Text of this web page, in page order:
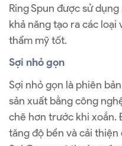
Ring Spun được sử
khả năng tạo ra các loại
thẩm mỹ tốt.
Sợi nhỏ gọn
Sợi nhỏ gọn là phiên
sản xuất bằng công
chẽ hơn trước khi xoắn.
tăng độ bền và cải